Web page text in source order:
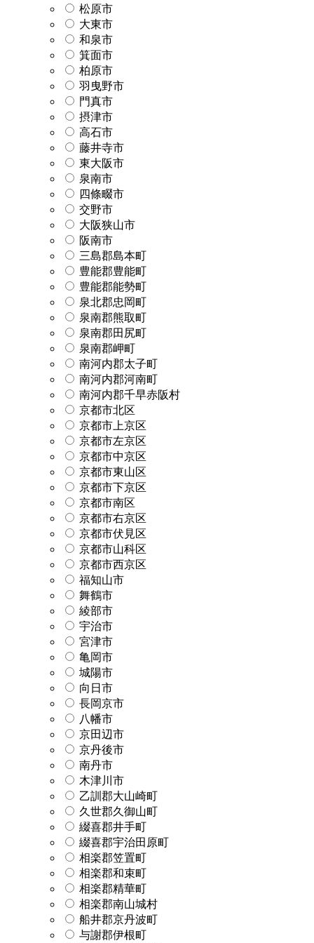
松原市
大東市
和泉市
箕面市
柏原市
羽曳野市
門真市
摂津市
高石市
藤井寺市
東大阪市
泉南市
四條畷市
交野市
大阪狭山市
阪南市
三島郡島本町
豊能郡豊能町
豊能郡能勢町
泉北郡忠岡町
泉南郡熊取町
泉南郡田尻町
泉南郡岬町
南河内郡太子町
南河内郡河南町
南河内郡千早赤阪村
京都市北区
京都市上京区
京都市左京区
京都市中京区
京都市東山区
京都市下京区
京都市南区
京都市右京区
京都市伏見区
京都市山科区
京都市西京区
福知山市
舞鶴市
綾部市
宇治市
宮津市
亀岡市
城陽市
向日市
長岡京市
八幡市
京田辺市
京丹後市
南丹市
木津川市
乙訓郡大山崎町
久世郡久御山町
綴喜郡井手町
綴喜郡宇治田原町
相楽郡笠置町
相楽郡和束町
相楽郡精華町
相楽郡南山城村
船井郡京丹波町
与謝郡伊根町